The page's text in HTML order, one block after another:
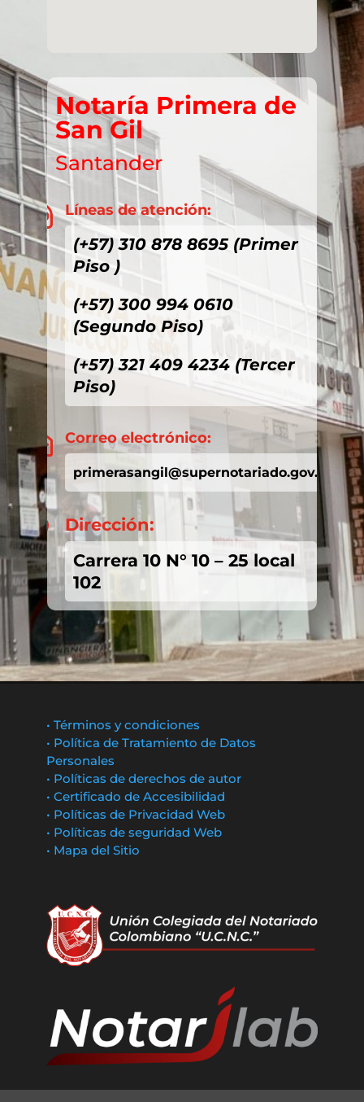
Notaría Primera de
San Gil
Santander
 Líneas de atención:
(+57) 310 878 8695 (Primer
Piso )
(+57) 300 994 0610
(Segundo Piso)
(+57) 321 409 4234 (Tercer
Piso)
 Correo electrónico:
primerasangil@supernotariado.gov.co

Dirección:
Carrera 10 N° 10 – 25 local
102
• Términos y condiciones
• Política de Tratamiento de Datos
Personales
• Políticas de derechos de autor
• Certificado de Accesibilidad
• Políticas de Privacidad Web
• Políticas de seguridad Web
• Mapa del Sitio